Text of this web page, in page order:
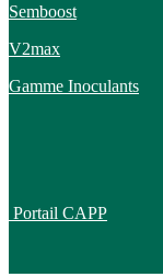
Semboost
V2max
Gamme Inoculants
Portail CAPP